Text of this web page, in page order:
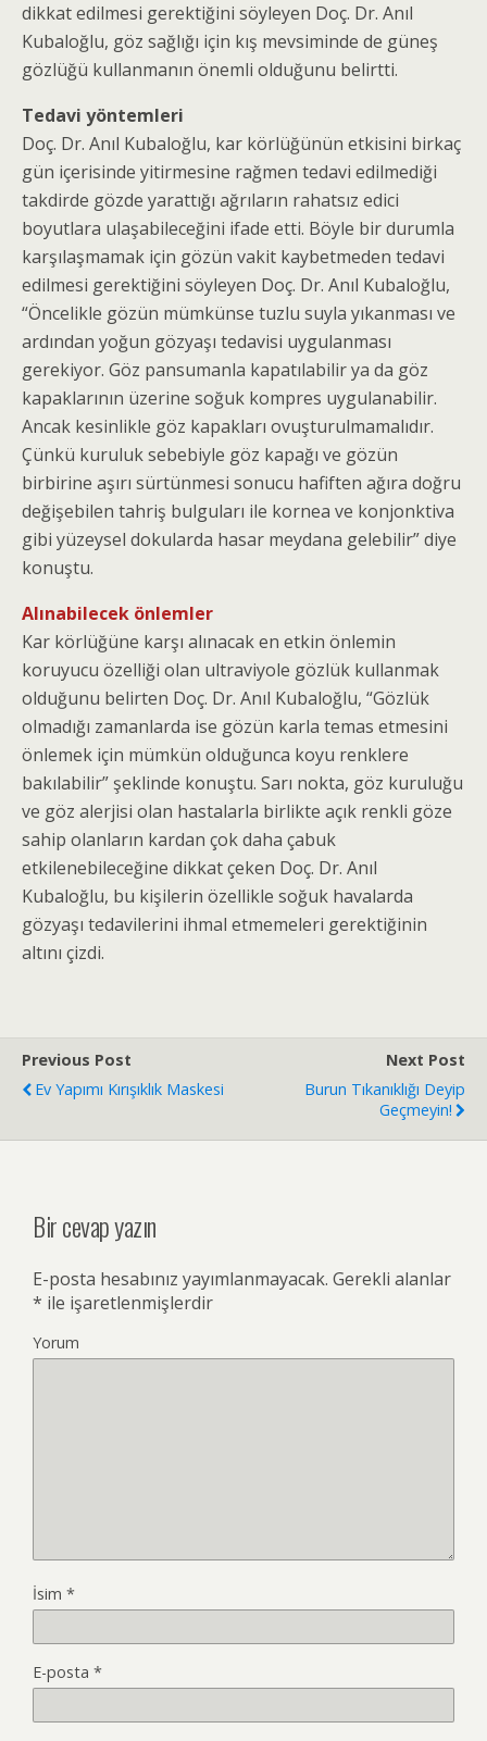
dikkat edilmesi gerektiğini söyleyen Doç. Dr. Anıl
Kubaloğlu, göz sağlığı için kış mevsiminde de güneş
gözlüğü kullanmanın önemli olduğunu belirtti.
Tedavi yöntemleri
Doç. Dr. Anıl Kubaloğlu, kar körlüğünün etkisini birkaç
gün içerisinde yitirmesine rağmen tedavi edilmediği
takdirde gözde yarattığı ağrıların rahatsız edici
boyutlara ulaşabileceğini ifade etti. Böyle bir durumla
karşılaşmamak için gözün vakit kaybetmeden tedavi
edilmesi gerektiğini söyleyen Doç. Dr. Anıl Kubaloğlu,
“Öncelikle gözün mümkünse tuzlu suyla yıkanması ve
ardından yoğun gözyaşı tedavisi uygulanması
gerekiyor. Göz pansumanla kapatılabilir ya da göz
kapaklarının üzerine soğuk kompres uygulanabilir.
Ancak kesinlikle göz kapakları ovuşturulmamalıdır.
Çünkü kuruluk sebebiyle göz kapağı ve gözün
birbirine aşırı sürtünmesi sonucu hafiften ağıra doğru
değişebilen tahriş bulguları ile kornea ve konjonktiva
gibi yüzeysel dokularda hasar meydana gelebilir” diye
konuştu.
Alınabilecek önlemler
Kar körlüğüne karşı alınacak en etkin önlemin
koruyucu özelliği olan ultraviyole gözlük kullanmak
olduğunu belirten Doç. Dr. Anıl Kubaloğlu, “Gözlük
olmadığı zamanlarda ise gözün karla temas etmesini
önlemek için mümkün olduğunca koyu renklere
bakılabilir” şeklinde konuştu. Sarı nokta, göz kuruluğu
ve göz alerjisi olan hastalarla birlikte açık renkli göze
sahip olanların kardan çok daha çabuk
etkilenebileceğine dikkat çeken Doç. Dr. Anıl
Kubaloğlu, bu kişilerin özellikle soğuk havalarda
gözyaşı tedavilerini ihmal etmemeleri gerektiğinin
altını çizdi.
Previous Post
Ev Yapımı Kırışıklık Maskesi
Next Post
Burun Tıkanıklığı Deyip
Geçmeyin!
Bir cevap yazın
E-posta hesabınız yayımlanmayacak. Gerekli alanlar
* ile işaretlenmişlerdir
Yorum
İsim *
E-posta *